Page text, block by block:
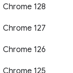
Chrome 128
Chrome 127
Chrome 126
Chrome 125